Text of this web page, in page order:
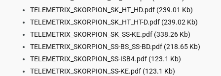
TELEMETRIX_SKORPION_SK_HT_HD.pdf (239.01 Kb)
TELEMETRIX_SKORPION_SK_HT_HT-D.pdf (239.02 Kb)
TELEMETRIX_SKORPION_SK_SS-KE.pdf (338.26 Kb)
TELEMETRIX_SKORPION_SS-BS_SS-BD.pdf (218.65 Kb)
TELEMETRIX_SKORPION_SS-ISB4.pdf (123.1 Kb)
TELEMETRIX_SKORPION_SS-KE.pdf (123.1 Kb)